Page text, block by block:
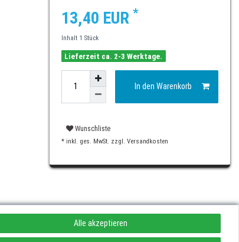
13,40 EUR *
Inhalt 1 Stück
Lieferzeit ca. 2-3 Werktage.
In den Warenkorb
Wunschliste
* inkl. ges. MwSt. zzgl. Versandkosten
Alle akzeptieren